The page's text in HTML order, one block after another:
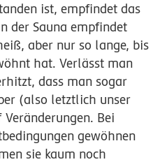
ist, empfindet das
der Sauna empfindet
aber nur so lange, bis
hat. Verlässt man
dass man sogar
(also letztlich unser
Bei
gewöhnen
sie kaum noch